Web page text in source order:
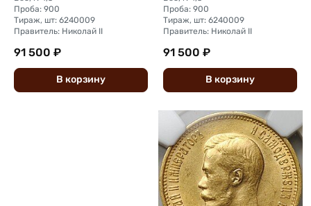
Проба: 900
Тираж, шт: 6240009
Правитель: Николай II
91 500 ₽
В корзину
Проба: 900
Тираж, шт: 6240009
Правитель: Николай II
91 500 ₽
В корзину